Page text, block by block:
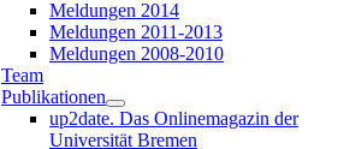
Meldungen 2014
Meldungen 2011-2013
Meldungen 2008-2010
Team
Publikationen
up2date. Das Onlinemagazin der
Universität Bremen